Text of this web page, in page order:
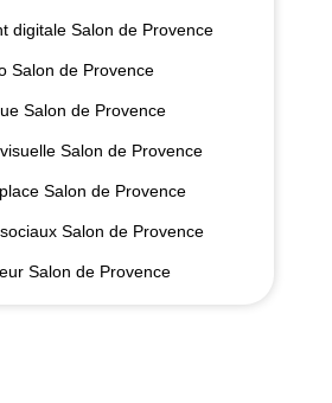
digitale Salon de Provence
Salon de Provence
Salon de Provence
Salon de Provence
Salon de Provence
Salon de Provence
Salon de Provence